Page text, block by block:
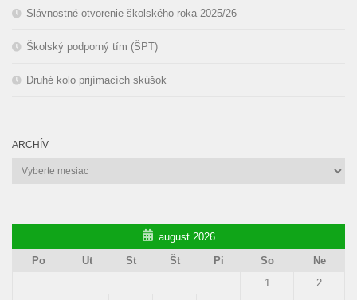
Slávnostné otvorenie školského roka 2025/26
Školský podporný tím (ŠPT)
Druhé kolo prijímacích skúšok
ARCHÍV
Archív
august 2026
Po
Ut St Št Pi So
Ne
1
2